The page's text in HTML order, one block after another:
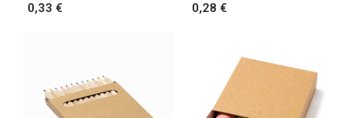
0,33 €
0,28 €